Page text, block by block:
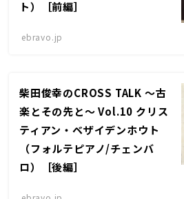
ト）［前編］
ebravo.jp
柴田俊幸のCROSS TALK 〜古
楽とその先と〜 Vol.10 クリス
ティアン・ベザイデンホウト
（フォルテピアノ/チェンバ
ロ）［後編］